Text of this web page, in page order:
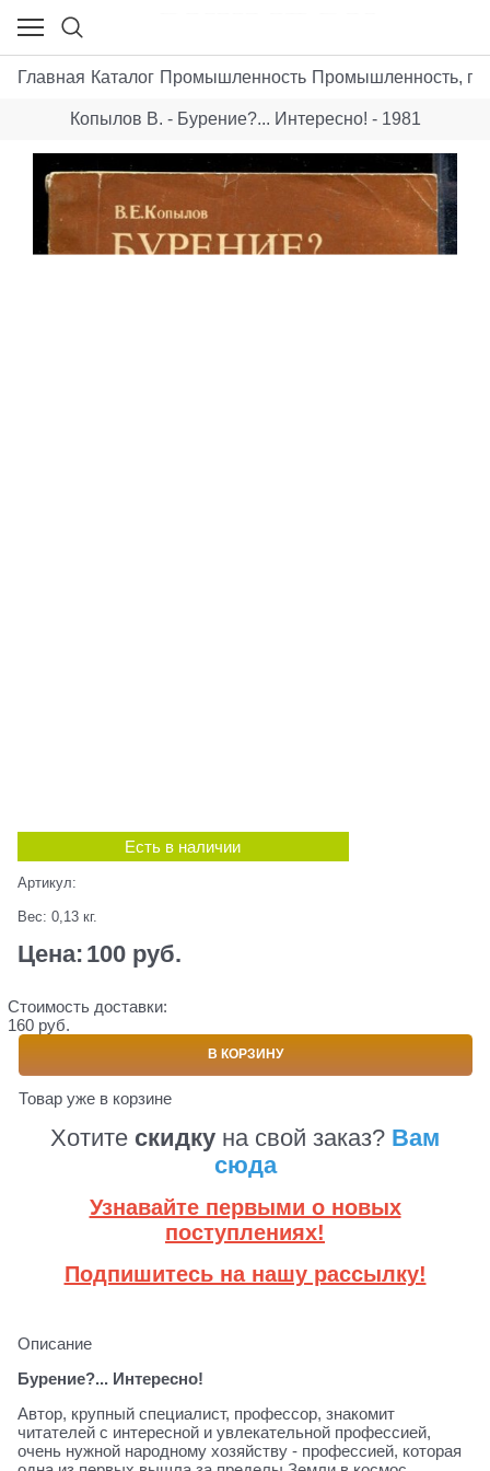
Главная Каталог Промышленность Промышленность,
Копылов В. - Бурение?... Интересно! - 1981
Есть в наличии
Артикул:
Вес: 0,13 кг.
Цена: 100 руб.
Стоимость доставки:
160 руб.
В КОРЗИНУ
Товар уже в корзине
Хотите скидку на свой заказ? Вам
сюда
Узнавайте первыми о новых
поступлениях!
Подпишитесь на нашу рассылку!
Описание
Бурение?... Интересно!
Автор, крупный специалист, профессор, знакомит
читателей с интересной и увлекательной профессией,
очень нужной народному хозяйству - профессией, которая